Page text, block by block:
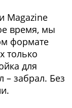
Magazine
время, мы
формате
только
для
– забрал. Без